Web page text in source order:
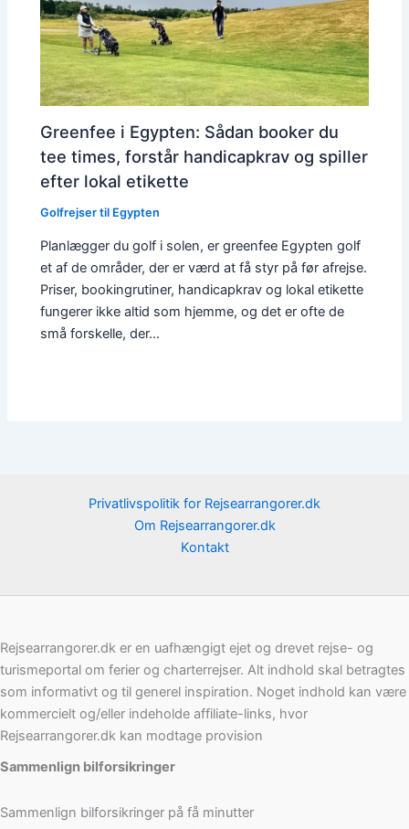
Greenfee i Egypten: Sådan booker du
tee times, forstår handicapkrav og spiller
efter lokal etikette
Golfrejser til Egypten
Planlægger du golf i solen, er greenfee Egypten golf
et af de områder, der er værd at få styr på før afrejse.
Priser, bookingrutiner, handicapkrav og lokal etikette
fungerer ikke altid som hjemme, og det er ofte de
små forskelle, der…
Privatlivspolitik for Rejsearrangorer.dk
Om Rejsearrangorer.dk
Kontakt
Rejsearrangorer.dk er en uafhængigt ejet og drevet rejse- og
turismeportal om ferier og charterrejser. Alt indhold skal betragtes
som informativt og til generel inspiration. Noget indhold kan være
kommercielt og/eller indeholde affiliate-links, hvor
Rejsearrangorer.dk kan modtage provision
Sammenlign bilforsikringer
Sammenlign bilforsikringer på få minutter